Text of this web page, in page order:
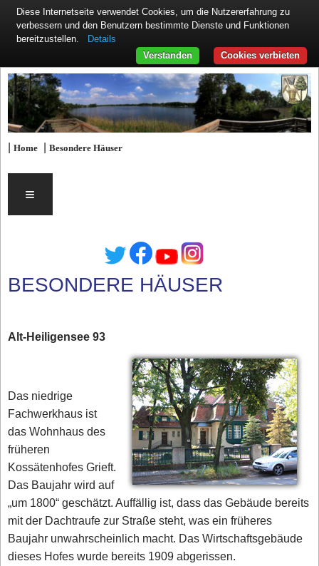
|Home |Besondere Häuser
≡
BESONDERE HÄUSER
Alt-Heiligensee 93
Das niedrige
Fachwerkhaus ist
das Wohnhaus des
früheren
Kossätenhofes Grieft.
Das Baujahr wird auf
„um 1800“ geschätzt. Auffällig ist, dass das Gebäude bereits
mit der Dachtraufe zur Straße steht, was ein früheres
Baujahr unwahrscheinlich macht. Das Wirtschaftsgebäude
dieses Hofes wurde bereits 1909 abgerissen.
Diese Internetseite verwendet Cookies, um die Nutzererfahrung zu
verbessern und den Benutzern bestimmte Dienste und Funktionen
bereitzustellen.
Details
Cookies verbieten
Verstanden